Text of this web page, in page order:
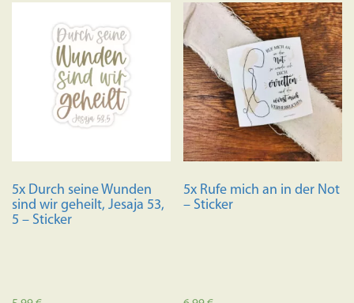
5x Durch seine Wunden
sind wir geheilt, Jesaja 53,
5 – Sticker
5x Rufe mich an in der Not
– Sticker